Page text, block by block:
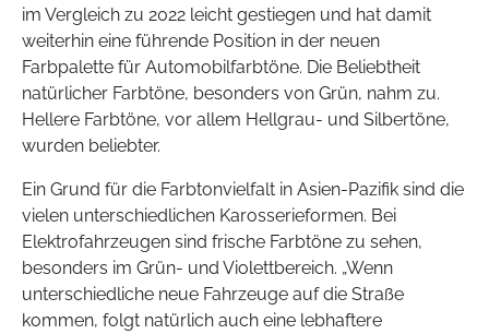
im Vergleich zu 2022 leicht gestiegen und hat damit
weiterhin eine führende Position in der neuen
Farbpalette für Automobilfarbtöne. Die Beliebtheit
natürlicher Farbtöne, besonders von Grün, nahm zu.
Hellere Farbtöne, vor allem Hellgrau- und Silbertöne,
wurden beliebter.
Ein Grund für die Farbtonvielfalt in Asien-Pazifik sind die
vielen unterschiedlichen Karosserieformen. Bei
Elektrofahrzeugen sind frische Farbtöne zu sehen,
besonders im Grün- und Violettbereich. „Wenn
unterschiedliche neue Fahrzeuge auf die Straße
kommen, folgt natürlich auch eine lebhaftere